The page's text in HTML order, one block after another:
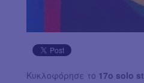
Κυκλοφόρησε το 17ο solo